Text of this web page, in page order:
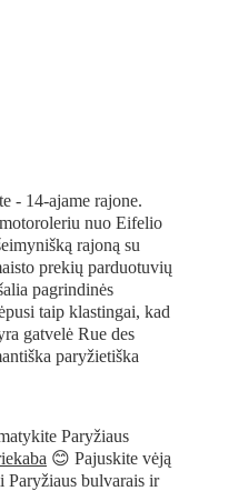
- 14-ajame rajone.
nuo Eifelio
rajoną su
prekių parduotuvių
pagrindinės
taip klastingai, kad
gatvelė Rue des
paryžietiška
Paryžiaus
😊 Pajuskite vėją
Paryžiaus bulvarais ir